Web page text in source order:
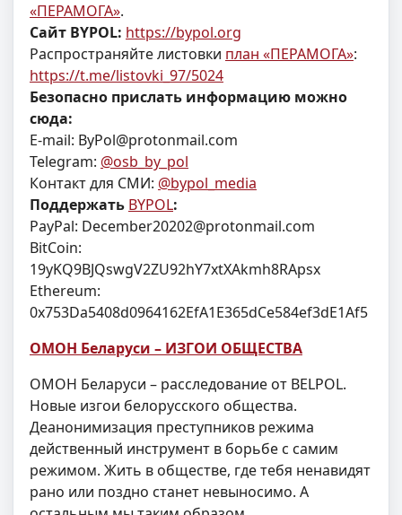
«ПЕРАМОГА».
Сайт BYPOL: https://bypol.org
Распространяйте листовки план «ПЕРАМОГА»:
https://t.me/listovki_97/5024
Безопасно прислать информацию можно
сюда:
E-mail: ByPol@protonmail.com
Telegram: @osb_by_pol
Контакт для СМИ: @bypol_media
Поддержать BYPOL:
PayPal: December20202@protonmail.com
BitCoin:
19yKQ9BJQswgV2ZU92hY7xtXAkmh8RApsx
Ethereum:
0x753Da5408d0964162EfA1E365dCe584ef3dE1Af5
ОМОН Беларуси – ИЗГОИ ОБЩЕСТВА
ОМОН Беларуси – расследование от BELPOL.
Новые изгои белорусского общества.
Деанонимизация преступников режима
действенный инструмент в борьбе с самим
режимом. Жить в обществе, где тебя ненавидят
рано или поздно станет невыносимо. А